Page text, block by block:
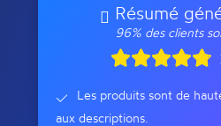
Résumé
96% des clients
Les produits sont de
aux descriptions.